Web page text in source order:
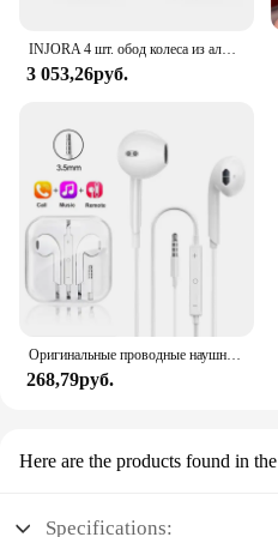
INJORA 4 шт. обод колеса из алюминиевого сплава с ЧПУ 1,9 для 1/10 RC гусеничного автомобиля Axial SCX10 90046 AXI03007 TRX4 VS4-10 Redcat Gen8
3 053,26руб.
Оригинальные проводные наушники для Xiaomi Mi 13 Ultra 12T Pro Type C, наушники для Redmi Poco Huawei Samsung, наушники-вкладыши, гарнитура для режима «свободные руки»
268,79руб.
Here are the products found in the
Specifications: